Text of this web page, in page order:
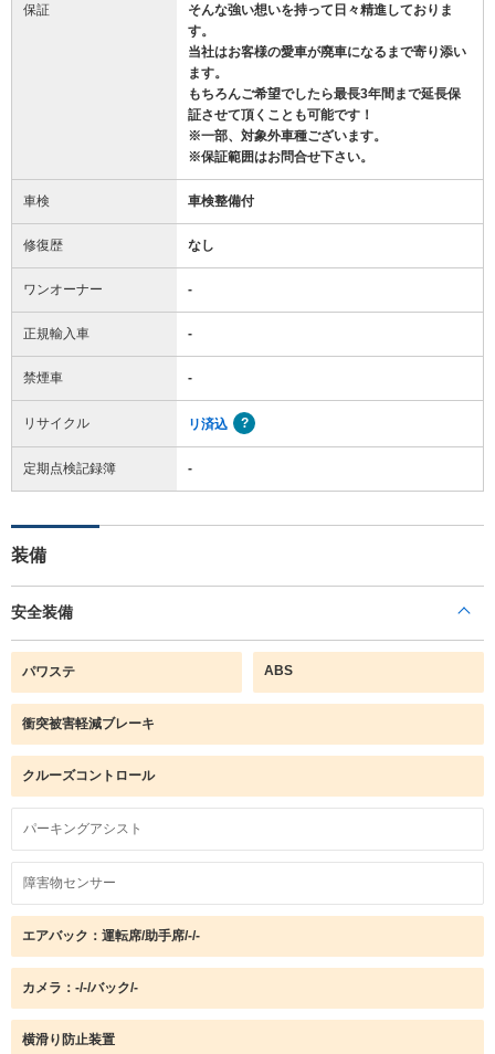
保証
そんな強い想いを持って日々精進しておりま
す。
当社はお客様の愛車が廃車になるまで寄り添い
ます。
もちろんご希望でしたら最長3年間まで延長保
証させて頂くことも可能です！
※一部、対象外車種ございます。
※保証範囲はお問合せ下さい。
車検 車検整備付
修復歴 なし
ワンオーナー -
正規輸入車 -
禁煙車 -
リサイクル リ済込
定期点検記録簿 -
装備
安全装備
パワステ ABS
衝突被害軽減ブレーキ
クルーズコントロール
パーキングアシスト
障害物センサー
エアバック：運転席/助手席/-/-
カメラ：-/-/バック/-
横滑り防止装置